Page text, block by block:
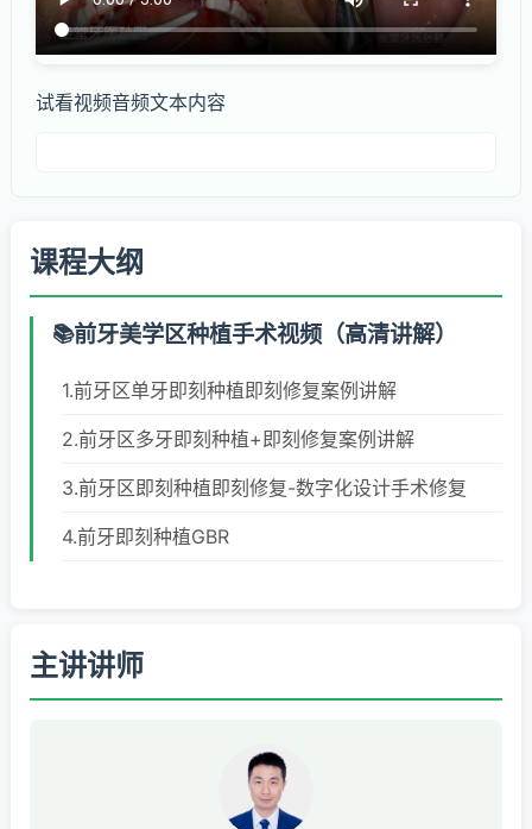
试看视频音频文本内容
课程大纲
前牙美学区种植手术视频（高清讲解）
1.前牙区单牙即刻种植即刻修复案例讲解
2.前牙区多牙即刻种植+即刻修复案例讲解
3.前牙区即刻种植即刻修复-数字化设计手术修复
4.前牙即刻种植GBR
主讲讲师